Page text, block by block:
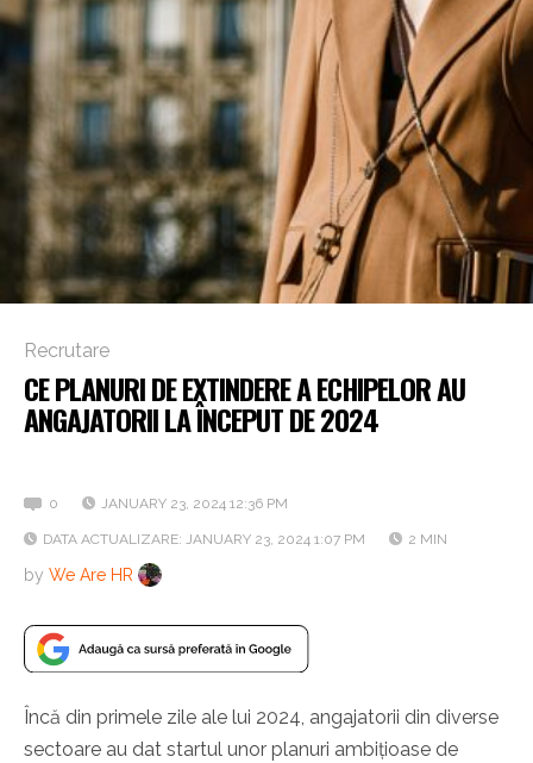
Recrutare
CE PLANURI DE EXTINDERE A ECHIPELOR AU
ANGAJATORII LA ÎNCEPUT DE 2024
0 JANUARY 23, 2024 12:36 PM
DATA ACTUALIZARE: JANUARY 23, 2024 1:07 PM 2 MIN
by We Are HR
Încă din primele zile ale lui 2024, angajatorii din diverse
sectoare au dat startul unor planuri ambițioase de